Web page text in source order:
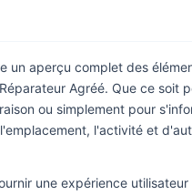
un aperçu complet des
Agréé. Que ce soit
ou simplement pour
l'activité et
une expérience